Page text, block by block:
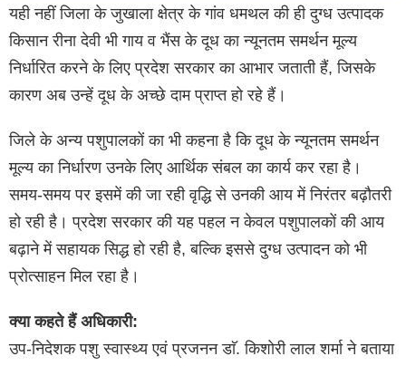
यही नहीं जिला के जुखाला क्षेत्र के गांव धमथल की ही दुग्ध उत्पादक
किसान रीना देवी भी गाय व भैंस के दूध का न्यूनतम समर्थन मूल्य
निर्धारित करने के लिए प्रदेश सरकार का आभार जताती हैं, जिसके
कारण अब उन्हें दूध के अच्छे दाम प्राप्त हो रहे हैं।
जिले के अन्य पशुपालकों का भी कहना है कि दूध के न्यूनतम समर्थन
मूल्य का निर्धारण उनके लिए आर्थिक संबल का कार्य कर रहा है।
समय-समय पर इसमें की जा रही वृद्धि से उनकी आय में निरंतर बढ़ौतरी
हो रही है। प्रदेश सरकार की यह पहल न केवल पशुपालकों की आय
बढ़ाने में सहायक सिद्ध हो रही है, बल्कि इससे दुग्ध उत्पादन को भी
प्रोत्साहन मिल रहा है।
क्या कहते हैं अधिकारी:
उप-निदेशक पशु स्वास्थ्य एवं प्रजनन डाॅ. किशोरी लाल शर्मा ने बताया